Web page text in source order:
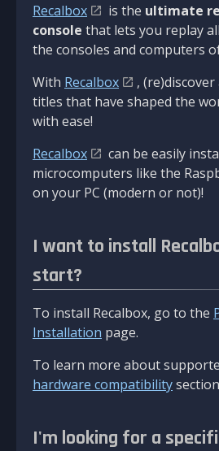
Recalbox is the ultimate
console that lets you replay
the consoles and computers
With Recalbox
,
titles that have shaped the
with ease!
Recalbox
can be easily
microcomputers like the
on your PC (modern or not)!
I want to install
start?
To install Recalbox, go to the
Installation page.
To learn more about
hardware compatibility
I'm looking for a